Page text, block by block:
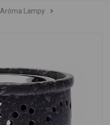
Aróma Lampy